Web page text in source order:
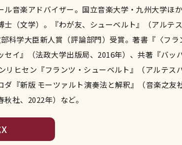
ル音楽アドバイザー。国立音楽大学・九州大学ほ
士（文学）。『わが友、シューベルト』（アルテ
科学大臣新人賞（評論部門）受賞。著書『〈フラ
セイ』（法政大学出版局、2016年）、共著『バッ
リヒセン『フランツ・シューベルト』（アルテス
『新版 モーツァルト――演奏法と解釈』（音楽之
社、2022年）など。